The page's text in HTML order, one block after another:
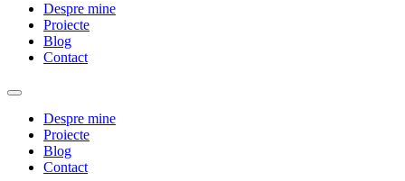
Despre mine
Proiecte
Blog
Contact
Despre mine
Proiecte
Blog
Contact